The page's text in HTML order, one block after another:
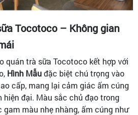
Tocotoco – Không gian
quán trà sữa Tocotoco kết hợp với
Hình Mẫuđặc biệt chú trọng vào
cấp, mang lại cảm giác ấm cúng
hiện đại. Màu sắc chủ đạo trong
màu nhẹ nhàng, ấm cúng như